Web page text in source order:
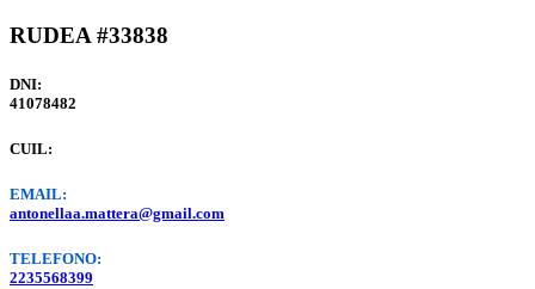
RUDEA #33838
DNI:
41078482
CUIL:
EMAIL:
antonellaa.mattera@gmail.com
TELEFONO:
2235568399